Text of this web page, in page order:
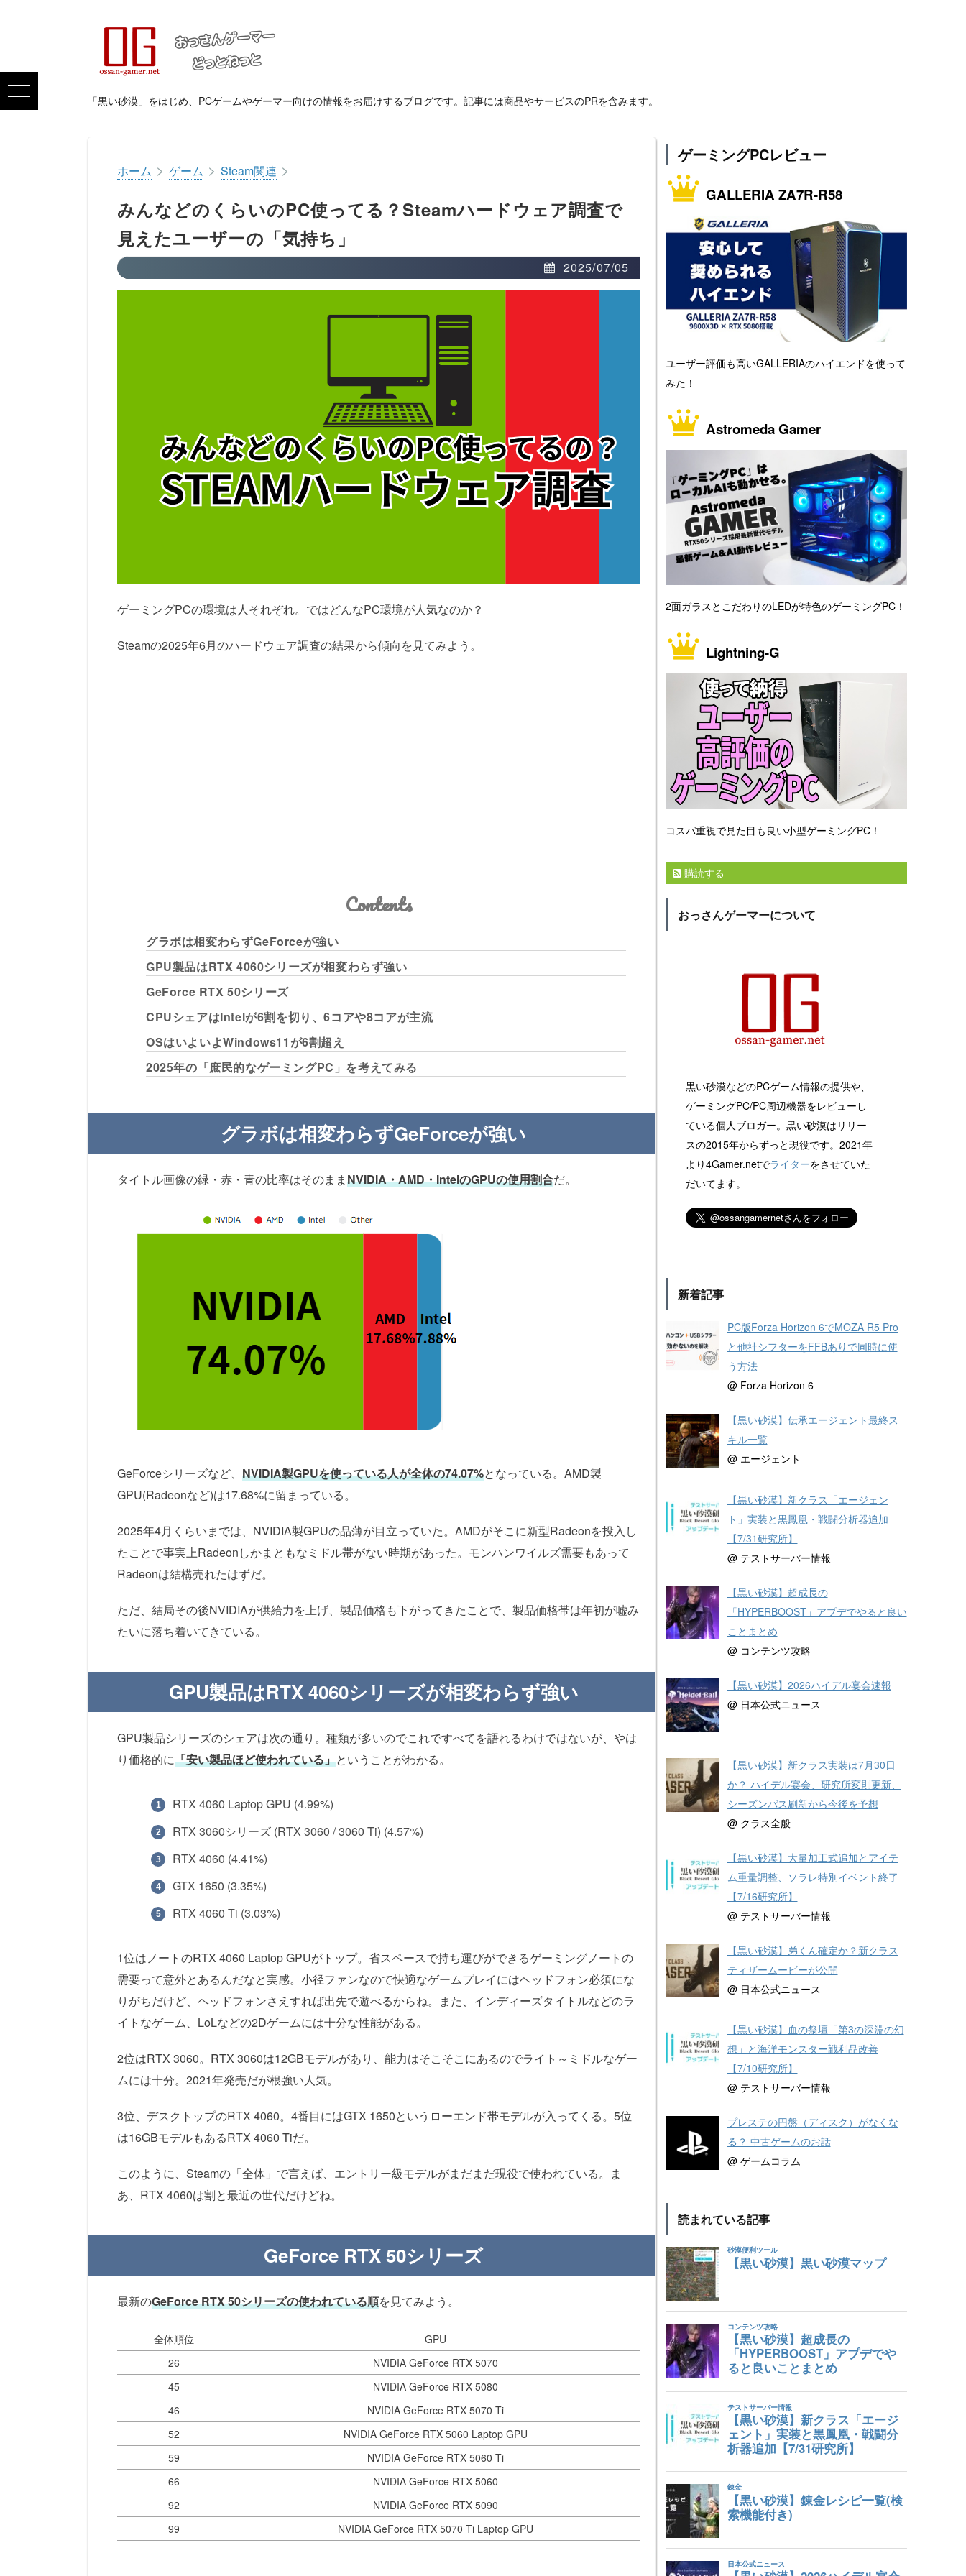
「黒い砂漠」をはじめ、PCゲームやゲーマー向けの情報をお届けするブログです。記事には商品やサービスのPRを含みます。
ホーム > ゲーム > Steam関連 >
みんなどのくらいのPC使ってる？Steamハードウェア調査で
見えたユーザーの「気持ち」
2025/07/05
ゲーミングPCの環境は人それぞれ。ではどんなPC環境が人気なのか？
Steamの2025年6月のハードウェア調査の結果から傾向を見てみよう。
Contents
グラボは相変わらずGeForceが強い
GPU製品はRTX 4060シリーズが相変わらず強い
GeForce RTX 50シリーズ
CPUシェアはIntelが6割を切り、6コアや8コアが主流
OSはいよいよWindows11が6割超え
2025年の「庶民的なゲーミングPC」を考えてみる
グラボは相変わらずGeForceが強い
タイトル画像の緑・赤・青の比率はそのままNVIDIA・AMD・IntelのGPUの使用割合だ。
GeForceシリーズなど、 NVIDIA製GPUを使っている人が全体の74.07%となっている。AMD製
GPU(Radeonなど)は17.68%に留まっている。
2025年4月くらいまでは、NVIDIA製GPUの品薄が目立っていた。AMDがそこに新型Radeonを投入し
たことで事実上Radeonしかまともなミドル帯がない時期があった。モンハンワイルズ需要もあって
Radeonは結構売れたはずだ。
ただ、結局その後NVIDIAが供給力を上げ、製品価格も下がってきたことで、製品価格帯は年初が嘘み
たいに落ち着いてきている。
GPU製品はRTX 4060シリーズが相変わらず強い
GPU製品シリーズのシェアは次の通り。種類が多いのでこれですべてを語れるわけではないが、やは
り価格的に「安い製品ほど使われている」ということがわかる。
RTX 4060 Laptop GPU (4.99%)
RTX 3060シリーズ (RTX 3060 / 3060 Ti) (4.57%)
RTX 4060 (4.41%)
GTX 1650 (3.35%)
RTX 4060 Ti (3.03%)
1位はノートのRTX 4060 Laptop GPUがトップ。省スペースで持ち運びができるゲーミングノートの
需要って意外とあるんだなと実感。小径ファンなので快適なゲームプレイにはヘッドフォン必須にな
りがちだけど、ヘッドフォンさえすれば出先で遊べるからね。また、インディーズタイトルなどのラ
イトなゲーム、LoLなどの2Dゲームには十分な性能がある。
2位はRTX 3060。RTX 3060は12GBモデルがあり、能力はそこそこにあるのでライト～ミドルなゲー
ムには十分。2021年発売だが根強い人気。
3位、デスクトップのRTX 4060。4番目にはGTX 1650というローエンド帯モデルが入ってくる。5位
は16GBモデルもあるRTX 4060 Tiだ。
このように、Steamの「全体」で言えば、エントリー級モデルがまだまだ現役で使われている。ま
あ、RTX 4060は割と最近の世代だけどね。
GeForce RTX 50シリーズ
最新のGeForce RTX 50シリーズの使われている順を見てみよう。
全体順位
GPU
26
NVIDIA GeForce RTX 5070
45
NVIDIA GeForce RTX 5080
46
NVIDIA GeForce RTX 5070 Ti
52
NVIDIA GeForce RTX 5060 Laptop GPU
59
NVIDIA GeForce RTX 5060 Ti
66
NVIDIA GeForce RTX 5060
92
NVIDIA GeForce RTX 5090
99
NVIDIA GeForce RTX 5070 Ti Laptop GPU
ゲーミングPCレビュー
GALLERIA ZA7R-R58
ユーザー評価も高いGALLERIAのハイエンドを使って
みた！
Astromeda Gamer
2面ガラスとこだわりのLEDが特色のゲーミングPC！
Lightning-G
コスパ重視で見た目も良い小型ゲーミングPC！
購読する
おっさんゲーマーについて
黒い砂漠などのPCゲーム情報の提供や、
ゲーミングPC/PC周辺機器をレビューし
ている個人ブロガー。黒い砂漠はリリー
スの2015年からずっと現役です。2021年
より4Gamer.netでライターをさせていた
だいてます。
新着記事
PC版Forza Horizon 6でMOZA R5 Pro
と他社シフターをFFBありで同時に使
う方法
@ Forza Horizon 6
【黒い砂漠】伝承エージェント最終ス
キル一覧
@ エージェント
【黒い砂漠】新クラス「エージェン
ト」実装と黒鳳凰・戦闘分析器追加
【7/31研究所】
@ テストサーバー情報
【黒い砂漠】超成長の
「HYPERBOOST」アプデでやると良い
ことまとめ
@ コンテンツ攻略
【黒い砂漠】2026ハイデル宴会速報
@ 日本公式ニュース
【黒い砂漠】新クラス実装は7月30日
か？ ハイデル宴会、研究所変則更新、
シーズンパス刷新から今後を予想
@ クラス全般
【黒い砂漠】大量加工式追加とアイテ
ム重量調整、ソラレ特別イベント終了
【7/16研究所】
@ テストサーバー情報
【黒い砂漠】弟くん確定か？新クラス
ティザームービーが公開
@ 日本公式ニュース
【黒い砂漠】血の祭壇「第3の深淵の幻
想」と海洋モンスター戦利品改善
【7/10研究所】
@ テストサーバー情報
プレステの円盤（ディスク）がなくな
る？ 中古ゲームのお話
@ ゲームコラム
読まれている記事